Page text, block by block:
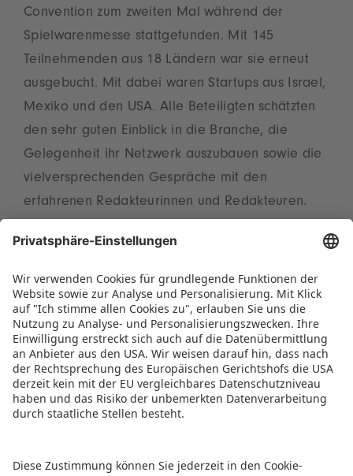
Convention zum zweiten Mal während der
Spielwarenmesse stattgefunden. Mit 145
Teilnehmenden aus 18 Ländern war sie erneut
ausgebucht. Mit dabei waren Startups aus Israel,
Mexiko und den USA. Alle Beteiligten schätzten
den sehr guten Einblick in die Branche, die
Gelegenheit ihr Netzwerk auszubauen sowie die
vielversprechenden Gespräche mit den
erfahrenen Redakteurinnen und Redakteuren.
kommenden Jahr wieder dabei zu sein,
verdeutlicht die Relevanz der Veranstaltung. Wir
freuen uns auf zahlreiche neue Spielideen“, fasst
Christian Ulrich, Sprecher des Vorstands der
Spielwarenmesse eG, zusammen.
PRESSEMITTEILUNG ALS PDF HERUNTERLADEN